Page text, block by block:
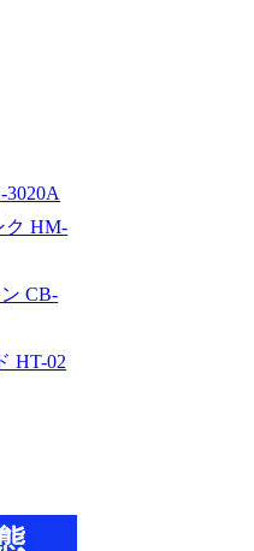
ク HM-
CB-
HT-02